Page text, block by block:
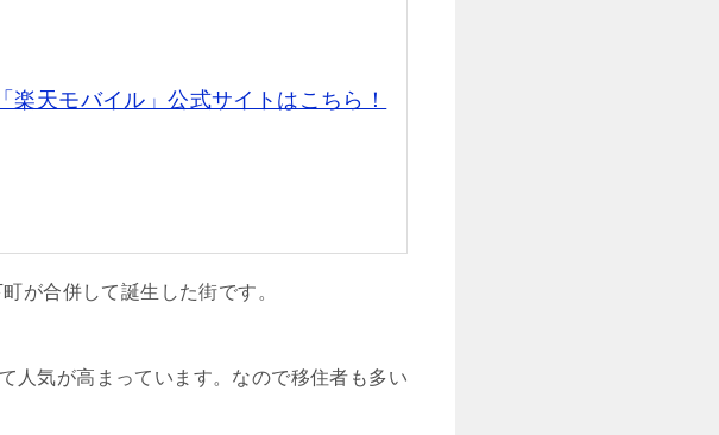
「楽天モバイル」公式サイトはこちら！
が合併して誕生した街です。
人気が高まっています。なので移住者も多い